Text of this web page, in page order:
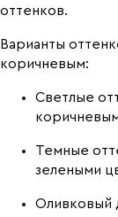
оттенков.
Варианты
коричневым:
Светлые
Темные
зелеными
Оливковый